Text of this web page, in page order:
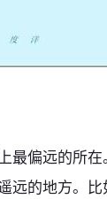
最偏远的所
远的地方。